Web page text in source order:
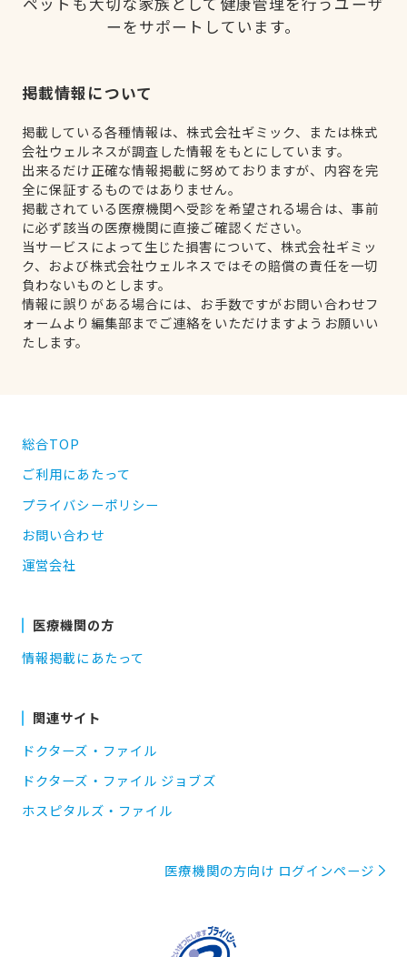
ーをサポートしています。
掲載情報について
掲載している各種情報は、株式会社ギミック、または株式
会社ウェルネスが調査した情報をもとにしています。
出来るだけ正確な情報掲載に努めておりますが、内容を完
全に保証するものではありません。
掲載されている医療機関へ受診を希望される場合は、事前
に必ず該当の医療機関に直接ご確認ください。
当サービスによって生じた損害について、株式会社ギミッ
ク、および株式会社ウェルネスではその賠償の責任を一切
負わないものとします。
情報に誤りがある場合には、お手数ですがお問い合わせフ
ォームより編集部までご連絡をいただけますようお願いい
たします。
総合TOP
ご利用にあたって
プライバシーポリシー
お問い合わせ
運営会社
医療機関の方
情報掲載にあたって
関連サイト
ドクターズ・ファイル
ドクターズ・ファイル ジョブズ
ホスピタルズ・ファイル
医療機関の方向け ログインページ